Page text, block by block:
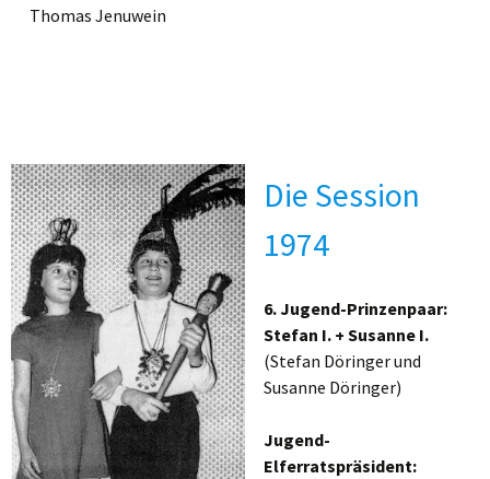
Thomas Jenuwein
Die Session
1974
6. Jugend-Prinzenpaar:
Stefan I. + Susanne I.
(Stefan Döringer und
Susanne Döringer)
Jugend-
Elferratspräsident: